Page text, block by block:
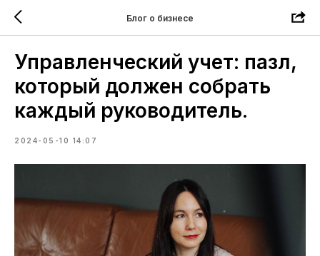
Блог о бизнесе
Управленческий учет: пазл,
который должен собрать
каждый руководитель.
2024-05-10 14:07